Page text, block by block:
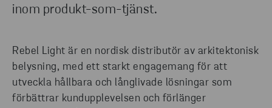
inom produkt-som-tjänst.
Rebel Light är en nordisk distributör av arkitektonisk
belysning, med ett starkt engagemang för att
utveckla hållbara och långlivade lösningar som
förbättrar kundupplevelsen och förlänger